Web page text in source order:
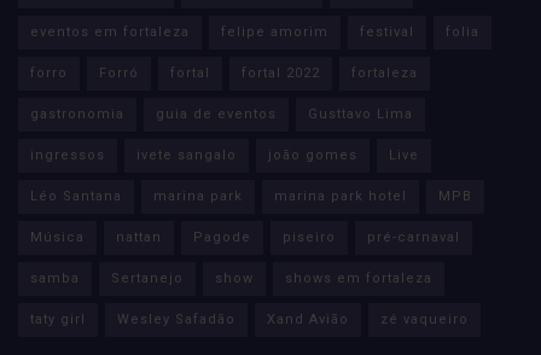
eventos em fortaleza felipe amorim festival folia
forro Forró fortal fortal 2022 fortaleza
gastronomia guia de eventos Gusttavo Lima
ingressos ivete sangalo joão gomes Live
Léo Santana marina park marina park hotel MPB
Música nattan Pagode piseiro pré-carnaval
samba Sertanejo show shows em fortaleza
taty girl Wesley Safadão Xand Avião zé vaqueiro